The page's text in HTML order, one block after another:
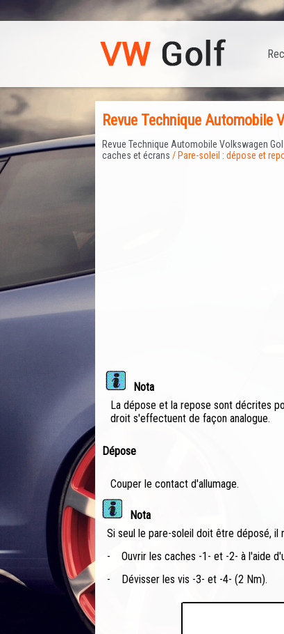
Revue Technique Automobile
Revue Technique Automobile Volkswagen
caches et écrans / Pare-soleil : dépose et
Nota
La dépose et la repose sont décrites
droit s'effectuent de façon analogue.
Dépose
Couper le contact d'allumage.
Nota
Si seul le pare-soleil doit être déposé,
-
Ouvrir les caches -1- et -2- à l'aide
-
Dévisser les vis -3- et -4- (2 Nm).